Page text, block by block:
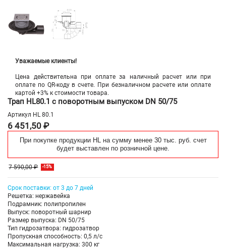
Уважаемые клиенты!
Цена действительна при оплате за наличный расчет или при
оплате по QR-коду в счете. При безналичном расчете или оплате
картой +3% к стоимости товара.
Трап HL80.1 с поворотным выпуском DN 50/75
Артикул HL 80.1
6 451,50 ₽
При покупке продукции HL на сумму менее 30 тыс. руб. счет
будет выставлен по розничной цене.
7 590,00 ₽ -15%
Срок поставки: от 3 до 7 дней
Решетка: нержавейка
Подрамник: полипропилен
Выпуск: поворотный шарнир
Размер выпуска: DN 50/75
Тип гидрозатвора: гидрозатвор
Пропускная способность: 0,5 л/с
Максимальная нагрузка: 300 кг